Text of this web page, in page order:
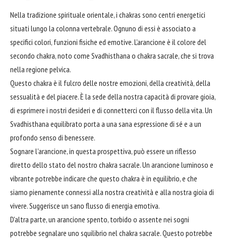
Nella tradizione spirituale orientale, i chakras sono centri energetici
situati lungo la colonna vertebrale. Ognuno di essi è associato a
specifici colori, funzioni fisiche ed emotive. L'arancione è il colore del
secondo chakra, noto come Svadhisthana o chakra sacrale, che si trova
nella regione pelvica.
Questo chakra è il fulcro delle nostre emozioni, della creatività, della
sessualità e del piacere. È la sede della nostra capacità di provare gioia,
di esprimere i nostri desideri e di connetterci con il flusso della vita. Un
Svadhisthana equilibrato porta a una sana espressione di sé e a un
profondo senso di benessere.
Sognare l'arancione, in questa prospettiva, può essere un riflesso
diretto dello stato del nostro chakra sacrale. Un arancione luminoso e
vibrante potrebbe indicare che questo chakra è in equilibrio, e che
siamo pienamente connessi alla nostra creatività e alla nostra gioia di
vivere. Suggerisce un sano flusso di energia emotiva.
D'altra parte, un arancione spento, torbido o assente nei sogni
potrebbe segnalare uno squilibrio nel chakra sacrale. Questo potrebbe